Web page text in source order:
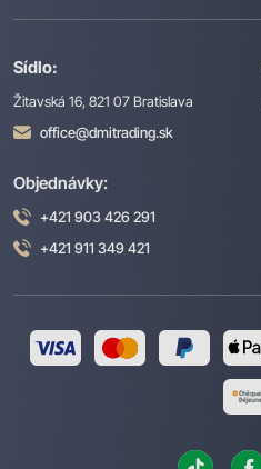
Sídlo:
Žitavská 16, 821 07 Bratislava
office@dmitrading.sk
Objednávky:
+421 903 426 291
+421 911 349 421